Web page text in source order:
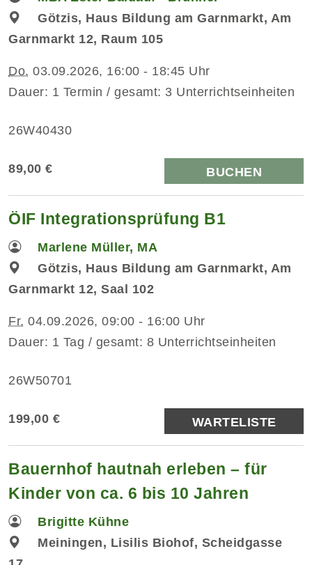
Götzis, Haus Bildung am Garnmarkt, Am
Garnmarkt 12, Raum 105
Do. 03.09.2026, 16:00 - 18:45 Uhr
Dauer: 1 Termin / gesamt: 3 Unterrichtseinheiten
26W40430
89,00 € BUCHEN
ÖIF Integrationsprüfung B1
Marlene Müller, MA
Götzis, Haus Bildung am Garnmarkt, Am
Garnmarkt 12, Saal 102
Fr. 04.09.2026, 09:00 - 16:00 Uhr
Dauer: 1 Tag / gesamt: 8 Unterrichtseinheiten
26W50701
199,00 € WARTELISTE
Bauernhof hautnah erleben – für
Kinder von ca. 6 bis 10 Jahren
Brigitte Kühne
Meiningen, Lisilis Biohof, Scheidgasse